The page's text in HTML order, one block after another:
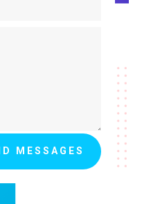
MESSAGES